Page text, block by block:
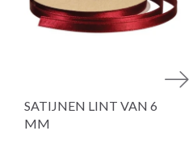
SATIJNEN LINT VAN 6
MM